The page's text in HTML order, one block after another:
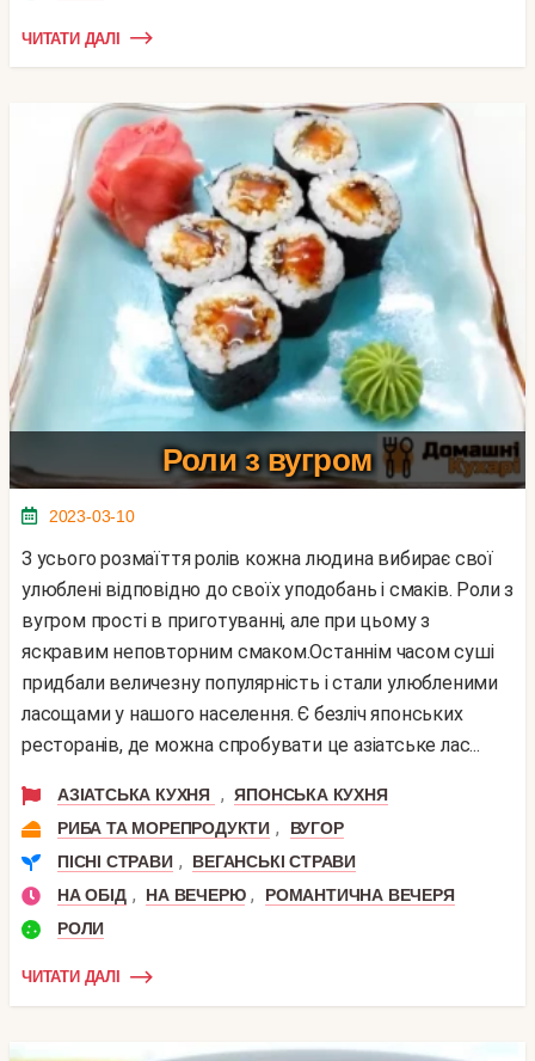
ЧИТАТИ ДАЛІ
Роли з вугром
2023-03-10
З усього розмаїття ролів кожна людина вибирає свої
улюблені відповідно до своїх уподобань і смаків. Роли з
вугром прості в приготуванні, але при цьому з
яскравим неповторним смаком.Останнім часом суші
придбали величезну популярність і стали улюбленими
ласощами у нашого населення. Є безліч японських
ресторанів, де можна спробувати це азіатське лас...
АЗІАТСЬКА КУХНЯ , ЯПОНСЬКА КУХНЯ
РИБА ТА МОРЕПРОДУКТИ ,
ВУГОР
ПІСНІ СТРАВИ ,
ВЕГАНСЬКІ СТРАВИ
НА ОБІД , НА ВЕЧЕРЮ ,
РОМАНТИЧНА ВЕЧЕРЯ
РОЛИ
ЧИТАТИ ДАЛІ